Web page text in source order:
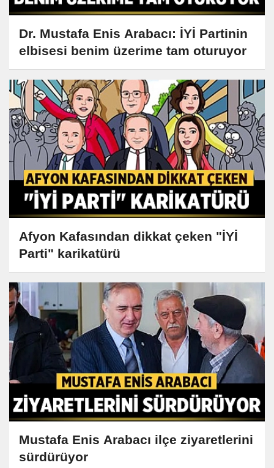
Dr. Mustafa Enis Arabacı: İYİ Partinin
elbisesi benim üzerime tam oturuyor
Afyon Kafasından dikkat çeken "İYİ
Parti" karikatürü
Mustafa Enis Arabacı ilçe ziyaretlerini
sürdürüyor